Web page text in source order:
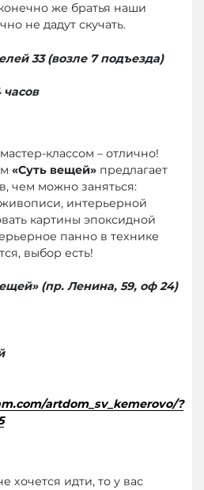
же братья наши
не дадут скучать.
33 (возле 7 подъезда)
часов
классом – отлично!
«Суть вещей» предлагает
чем можно заняться:
живописи, интерьерной
картины эпоксидной
панно в технике
выбор есть!
(пр. Ленина, 59, оф 24)
artdom_sv_kemerovo/?
хочется идти, то у вас